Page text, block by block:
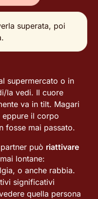
superata, poi
supermercato o in
la vedi. Il cuore
va in tilt. Magari
eppure il corpo
fosse mai passato.
può riattivare
lontane:
o anche rabbia.
significativi
quella persona